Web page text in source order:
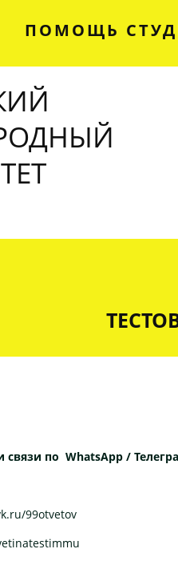
ПОМОЩЬ
связи по WhatsApp /
99otvetov